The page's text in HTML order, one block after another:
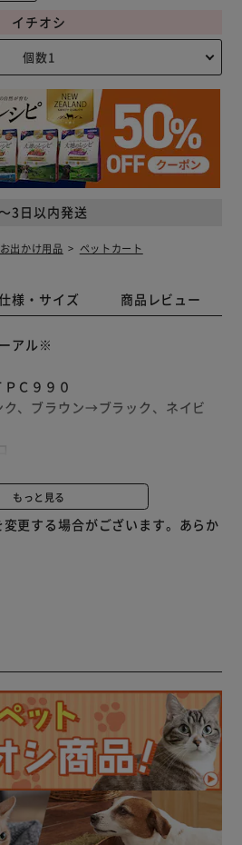
3日以内発送
イチオシ
出かけ用品 ペットカート
様・サイズ 商品レビュー
アル※
Ｃ９９０
ク、ブラウン→ブラック、ネイビ
ブボックスの3通りの使い方がで
です。
び出し防止リード2本付きです。
窓は通気性のいいメッシュ窓にな
クホルダーなどの収納も付いてい
きがスムーズ、直径19cm後輪で
降ろすと簡単にロックでき安心で
もっと見る
更する場合がございます。あらか